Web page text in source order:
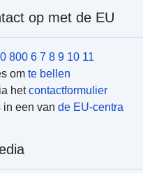
op met de EU
800 6 7 8 9 10 11
om te bellen
hetcontactformulier
in een van de EU-centra